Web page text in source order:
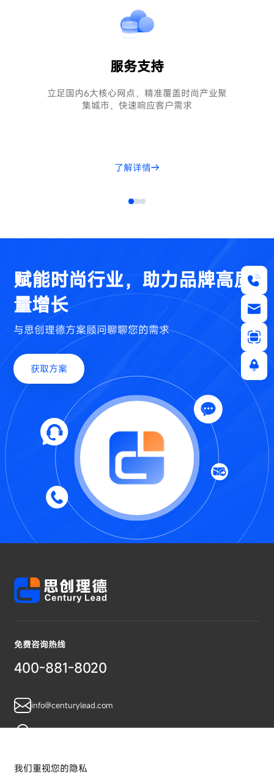
服务支持
立足国内6大核心网点，精准覆盖时尚产业聚
集城市，快速响应客户需求
了解详情
赋能时尚行业，助力品牌高质
量增长
与思创理德方案顾问聊聊您的需求
获取方案
免费咨询热线
400-881-8020
info@centurylead.com
我们重视您的隐私